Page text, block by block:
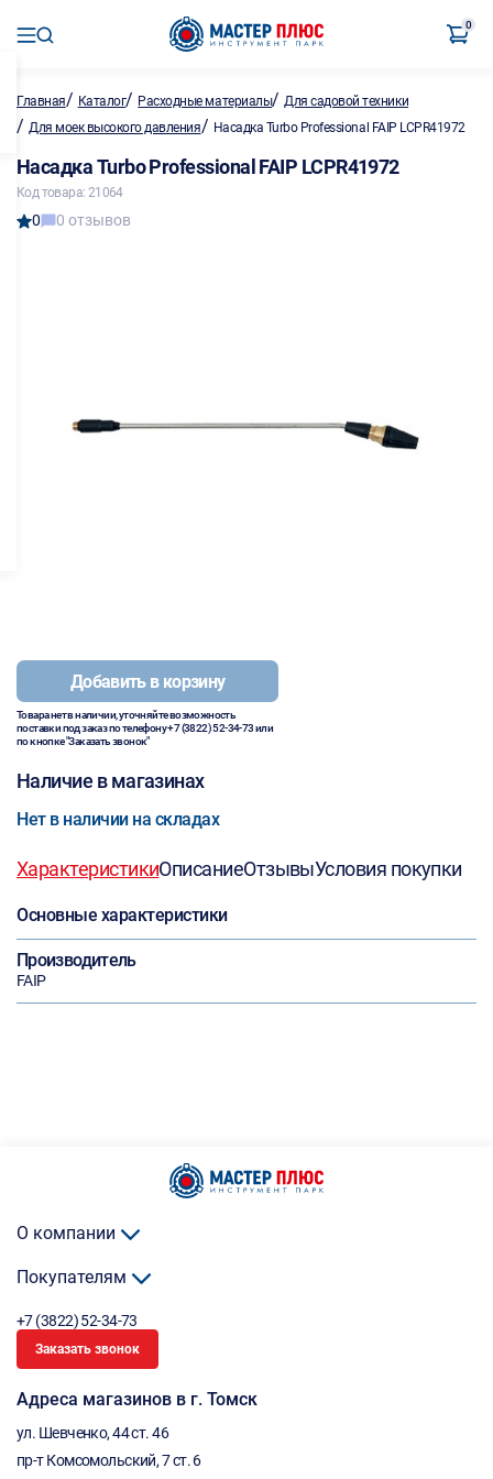
0
Главная/ Каталог/ Расходные материалы/Для садовой техники
/ Для моек высокого давления/ Насадка Turbo Professional FAIP LCPR41972
Насадка Turbo Professional FAIP LCPR41972
Код товара: 21064
0 0 отзывов
Добавить в корзину
Товара нет в наличии, уточняйте возможность
поставки под заказ по телефону+7 (3822) 52-34-73или
по кнопке "Заказать звонок"
Наличие в магазинах
Нет в наличии на складах
ХарактеристикиОписаниеОтзывыУсловия покупки
Основные характеристики
Производитель
FAIP
О компании
Покупателям
+7 (3822) 52-34-73
Заказать звонок
Адреса магазинов в г. Томск
ул. Шевченко, 44 ст. 46
пр-т Комсомольский, 7 ст. 6